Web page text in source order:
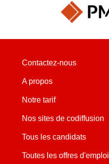
Contactez-nous
A propos
Notre tarif
Nos sites de codiffusion
Tous les candidats
Toutes les offres d'emploi